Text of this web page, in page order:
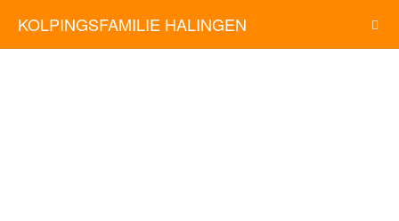
KOLPINGSFAMILIE HALINGEN